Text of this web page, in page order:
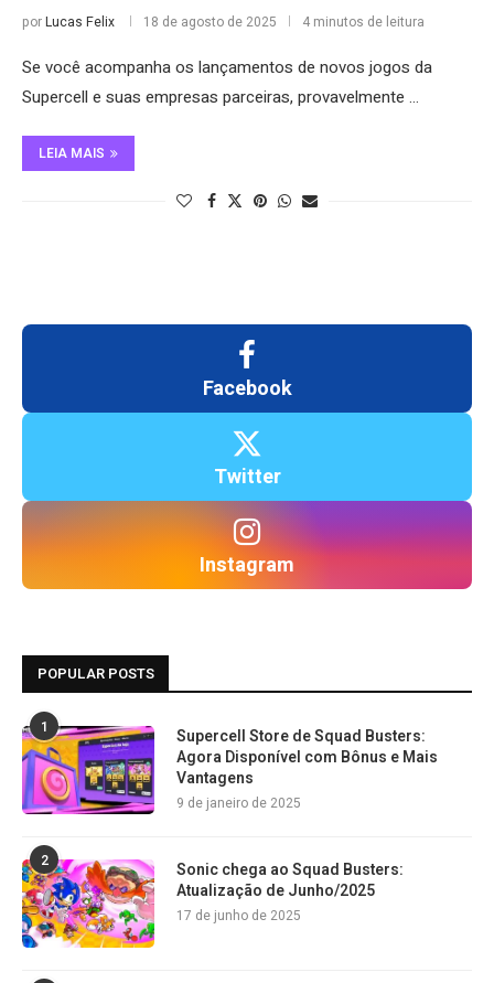
porLucas Felix 18 de agosto de 2025 4 minutos de leitura
Se você acompanha os lançamentos de novos jogos da
Supercell e suas empresas parceiras, provavelmente …
LEIA MAIS
Facebook
Twitter
Instagram
POPULAR POSTS
1
Supercell Store de Squad Busters:
Agora Disponível com Bônus e Mais
Vantagens
9 de janeiro de 2025
2
Sonic chega ao Squad Busters:
Atualização de Junho/2025
17 de junho de 2025